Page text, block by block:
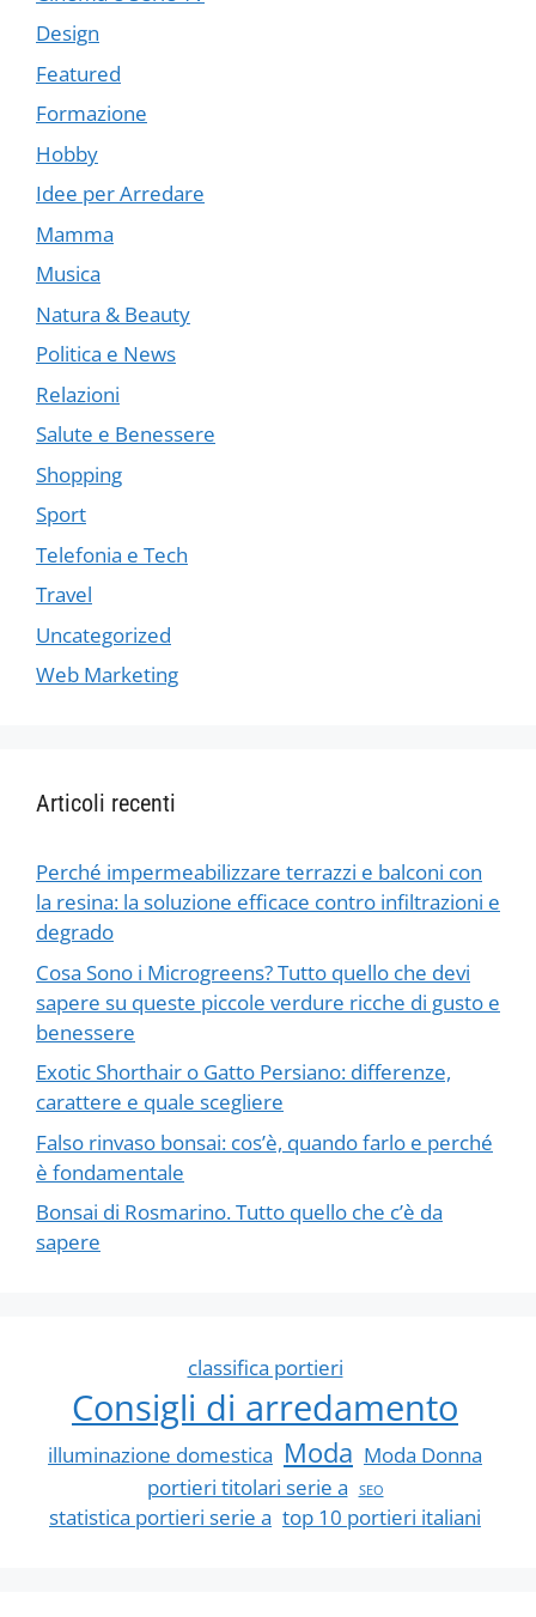
Design
Featured
Formazione
Hobby
Idee per Arredare
Mamma
Musica
Natura & Beauty
Politica e News
Relazioni
Salute e Benessere
Shopping
Sport
Telefonia e Tech
Travel
Uncategorized
Web Marketing
Articoli recenti
Perché impermeabilizzare terrazzi e balconi con
la resina: la soluzione efficace contro infiltrazioni e
degrado
Cosa Sono i Microgreens? Tutto quello che devi
sapere su queste piccole verdure ricche di gusto e
benessere
Exotic Shorthair o Gatto Persiano: differenze,
carattere e quale scegliere
Falso rinvaso bonsai: cos’è, quando farlo e perché
è fondamentale
Bonsai di Rosmarino. Tutto quello che c’è da
sapere
classifica portieri
Consigli di arredamento
illuminazione domestica Moda Moda Donna
portieri titolari serie a
SEO
statistica portieri serie a top 10 portieri italiani